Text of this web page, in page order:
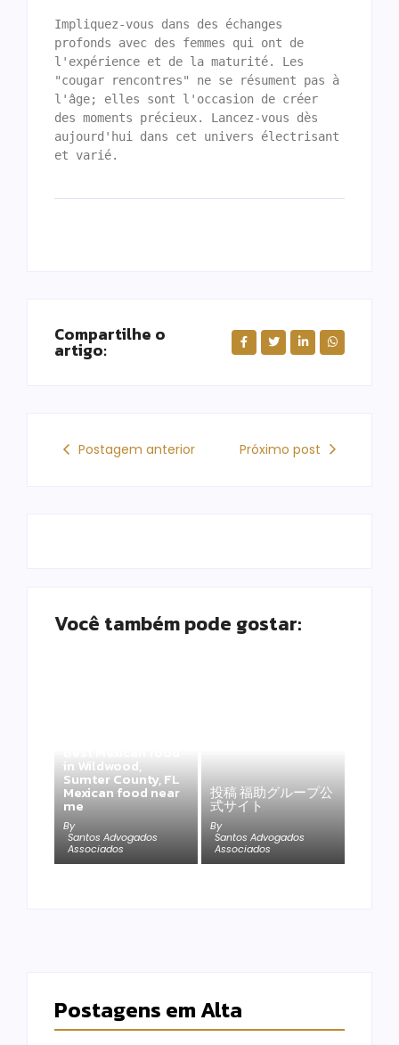
Impliquez-vous dans des échanges
profonds avec des femmes qui ont de
l'expérience et de la maturité. Les
"cougar rencontres" ne se résument pas à
l'âge; elles sont l'occasion de créer
des moments précieux. Lancez-vous dès
aujourd'hui dans cet univers électrisant
Compartilhe o
artigo:
Postagem anterior Próximo post
Você também pode gostar:
in Wildwood,
Sumter County, FL
Mexican food near
me
By
Santos Advogados
Associados
投稿 福助グループ公
式サイト
By
Santos Advogados
Associados
Postagens em Alta